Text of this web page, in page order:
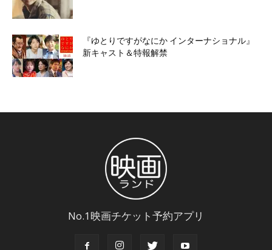
『ゆとりですがなにか インターナショナル』
新キャスト＆特報解禁
No.1映画チケット予約アプリ